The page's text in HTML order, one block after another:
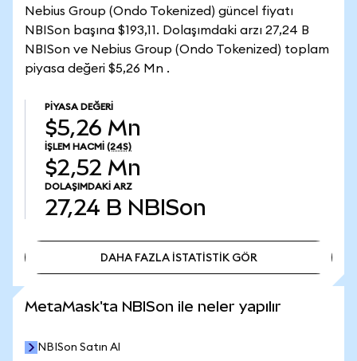
Nebius Group (Ondo Tokenized) güncel fiyatı
NBISon başına $193,11. Dolaşımdaki arzı 27,24 B
NBISon ve Nebius Group (Ondo Tokenized) toplam
piyasa değeri $5,26 Mn .
PIYASA DEĞERI
$5,26 Mn
İŞLEM HACMI (24S)
$2,52 Mn
DOLAŞIMDAKI ARZ
27,24 B NBISon
DAHA FAZLA İSTATİSTİK GÖR
MetaMask'ta NBISon ile neler yapılır
NBISon Satın Al